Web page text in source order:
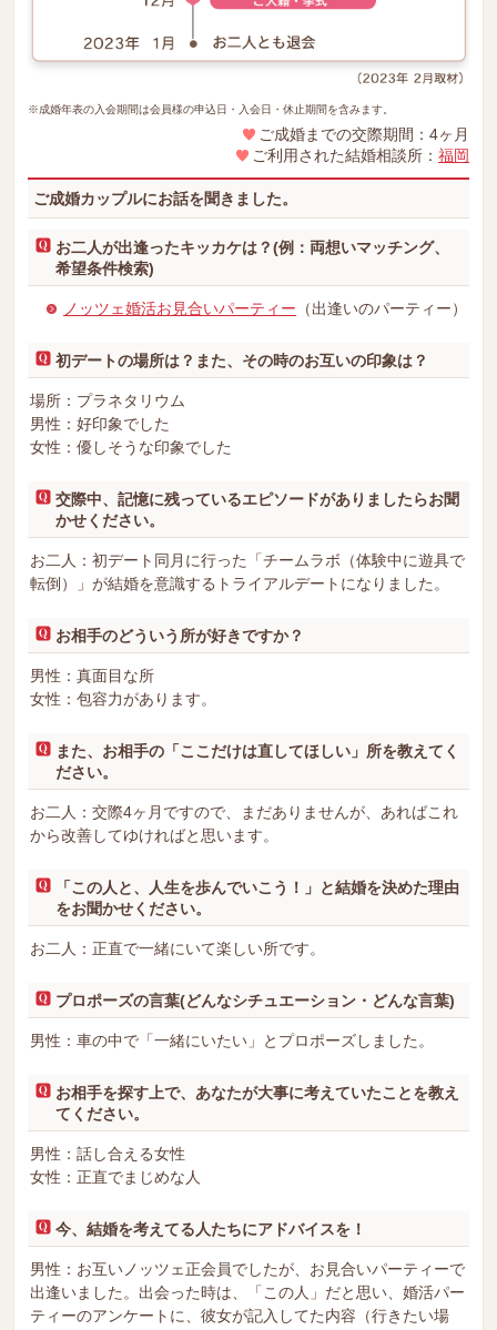
※成婚年表の入会期間は会員様の申込日・入会日・休止期間を含みます。
ご成婚までの交際期間：4ヶ月
ご利用された結婚相談所： 福岡
ご成婚カップルにお話を聞きました。
お二人が出逢ったキッカケは？(例：両想いマッチング、
希望条件検索)
ノッツェ婚活お見合いパーティー （出逢いのパーティー）
初デートの場所は？また、その時のお互いの印象は？
場所：プラネタリウム
男性：好印象でした
女性：優しそうな印象でした
交際中、記憶に残っているエピソードがありましたらお聞
かせください。
お二人：初デート同月に行った「チームラボ（体験中に遊具で
転倒）」が結婚を意識するトライアルデートになりました。
お相手のどういう所が好きですか？
男性：真面目な所
女性：包容力があります。
また、お相手の「ここだけは直してほしい」所を教えてく
ださい。
お二人：交際4ヶ月ですので、まだありませんが、あればこれ
から改善してゆければと思います。
「この人と、人生を歩んでいこう！」と結婚を決めた理由
をお聞かせください。
お二人：正直で一緒にいて楽しい所です。
プロポーズの言葉(どんなシチュエーション・どんな言葉)
男性：車の中で「一緒にいたい」とプロポーズしました。
お相手を探す上で、あなたが大事に考えていたことを教え
てください。
男性：話し合える女性
女性：正直でまじめな人
今、結婚を考えてる人たちにアドバイスを！
男性：お互いノッツェ正会員でしたが、お見合いパーティーで
出逢いました。出会った時は、「この人」だと思い、婚活パー
ティーのアンケートに、彼女が記入してた内容（行きたい場